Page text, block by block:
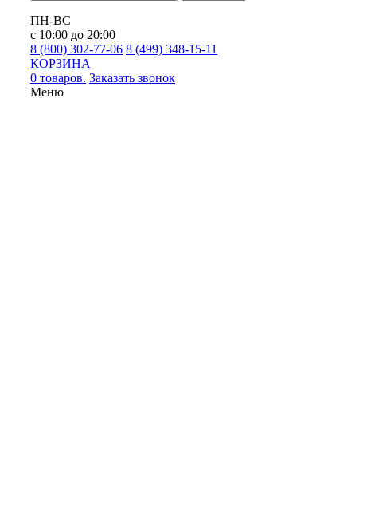
ПН-ВС
с 10:00 до 20:00
8 (800) 302-77-06 8 (499) 348-15-11
КОРЗИНА
0 товаров. Заказать звонок
Меню